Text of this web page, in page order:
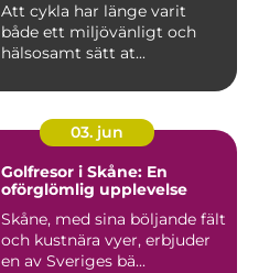
Att cykla har länge varit
både ett miljövänligt och
hälsosamt sätt at...
03. jun
Golfresor i Skåne: En
oförglömlig upplevelse
Skåne, med sina böljande fält
och kustnära vyer, erbjuder
en av Sveriges bä...